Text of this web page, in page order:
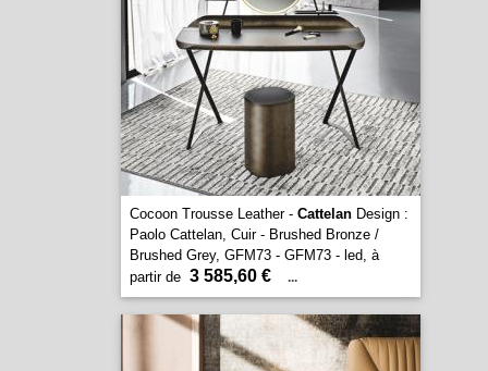
Cocoon Trousse Leather - CattelanDesign :
Paolo Cattelan, Cuir - Brushed Bronze /
Brushed Grey, GFM73 - GFM73 - led, à
partir de 3 585,60 € ...